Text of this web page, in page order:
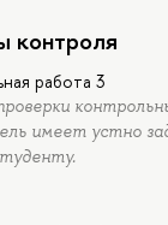
контроля
работа 3
имеет устно